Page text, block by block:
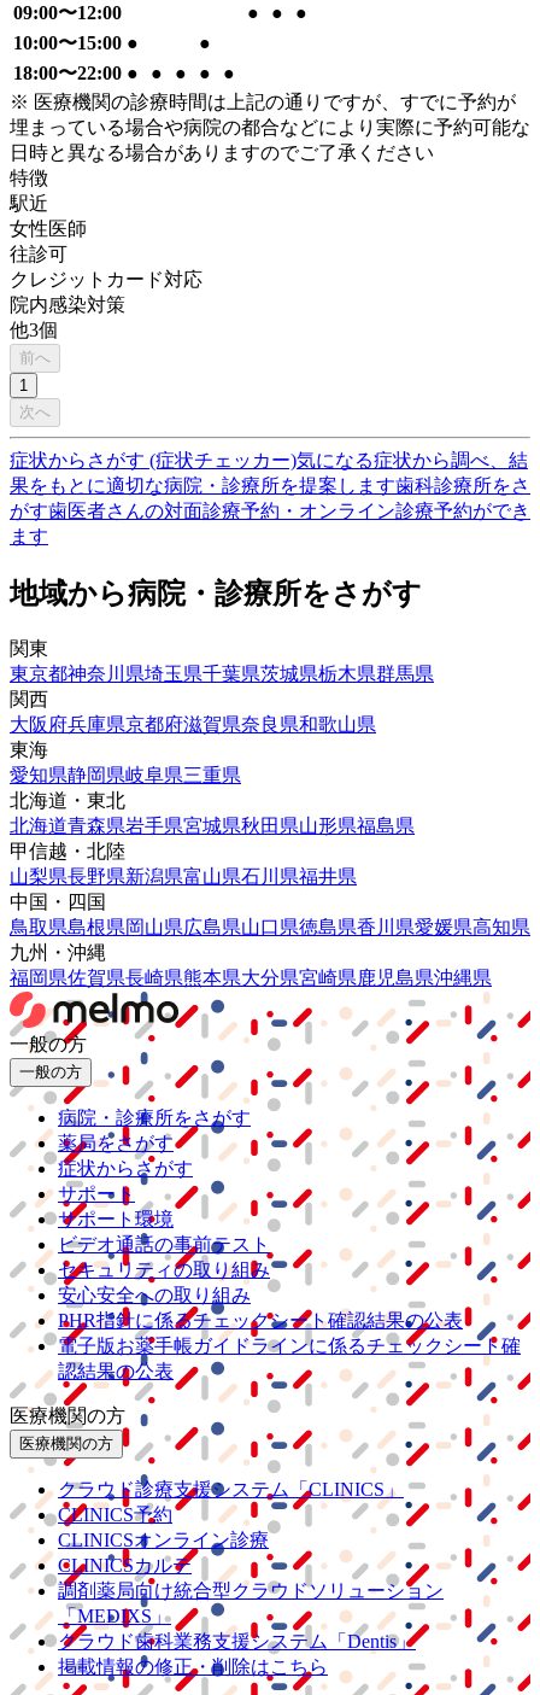
09:00〜12:00
● ●
●
10:00〜15:00 ●
●
18:00〜22:00 ● ● ● ●
●
※ 医療機関の診療時間は上記の通りですが、すでに予約が
埋まっている場合や病院の都合などにより実際に予約可能な
日時と異なる場合がありますのでご了承ください
特徴
駅近
女性医師
往診可
クレジットカード対応
院内感染対策
他3個
前へ
1
次へ
症状からさがす (症状チェッカー)気になる症状から調べ、結
果をもとに適切な病院・診療所を提案します歯科診療所をさ
がす歯医者さんの対面診療予約・オンライン診療予約ができ
ます
地域から病院・診療所をさがす
関東
東京都神奈川県埼玉県千葉県茨城県栃木県群馬県
関西
大阪府兵庫県京都府滋賀県奈良県和歌山県
東海
愛知県静岡県岐阜県三重県
北海道・東北
北海道青森県岩手県宮城県秋田県山形県福島県
甲信越・北陸
山梨県長野県新潟県富山県石川県福井県
中国・四国
鳥取県島根県岡山県広島県山口県徳島県香川県愛媛県高知県
九州・沖縄
福岡県佐賀県長崎県熊本県大分県宮崎県鹿児島県沖縄県
一般の方
一般の方
病院・診療所をさがす
薬局をさがす
症状からさがす
サポート
サポート環境
ビデオ通話の事前テスト
セキュリティの取り組み
安心安全への取り組み
PHR指針に係るチェックシート確認結果の公表
電子版お薬手帳ガイドラインに係るチェックシート確
認結果の公表
医療機関の方
医療機関の方
クラウド診療支援システム
「CLINICS」
CLINICS予約
CLINICSオンライン診療
CLINICSカルテ
調剤薬局向け統合型クラウドソリューション
「MEDIXS」
クラウド歯科業務支援システム
「Dentis」
掲載情報の修正・削除はこちら